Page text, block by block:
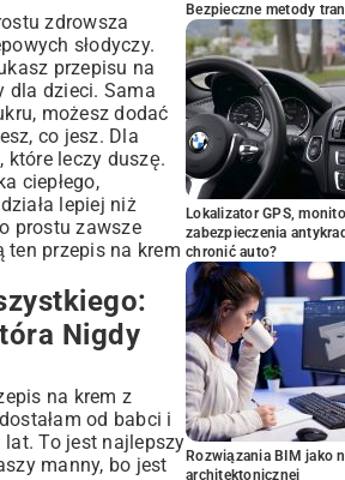
zdrowsza
słodyczy.
przepisu na
dla dzieci. Sama
możesz dodać
co jesz. Dla
które leczy duszę.
ciepłego,
lepiej niż
prostu zawsze
ten przepis na krem
Nigdy
na krem z
od babci i
To jest najlepszy
manny, bo jest
Bezpieczne metody
Lokalizator GPS,
zabezpieczenia
chronić auto?
Rozwiązania BIM jako
architektonicznej